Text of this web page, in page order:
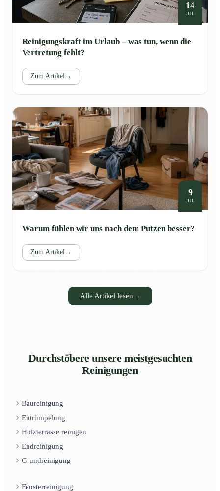
14
JUL
Reinigungskraft im Urlaub – was tun, wenn die
Vertretung fehlt?
Zum Artikel →
9
JUL
Warum fühlen wir uns nach dem Putzen besser?
Zum Artikel →
Alle Artikel lesen →
Durchstöbere unsere meistgesuchten
Reinigungen
Baureinigung
Entrümpelung
Holzterrasse reinigen
Endreinigung
Grundreinigung
Fensterreinigung